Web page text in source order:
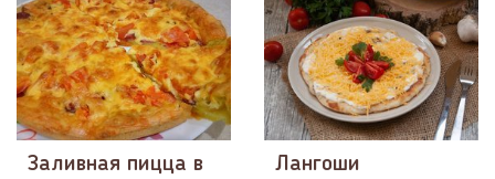
Заливная пицца в
Лангоши